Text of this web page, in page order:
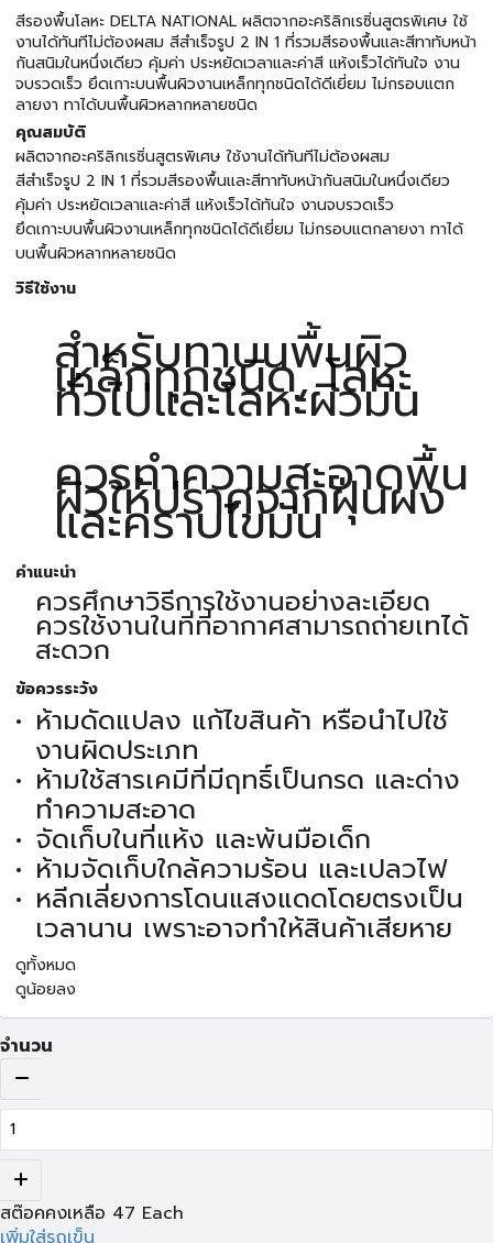
สีรองพื้นโลหะ DELTA NATIONAL ผลิตจากอะคริลิกเรซิ่นสูตรพิเศษ ใช้
งานได้ทันทีไม่ต้องผสม สีสำเร็จรูป 2 IN 1 ที่รวมสีรองพื้นและสีทาทับหน้า
กันสนิมในหนึ่งเดียว คุ้มค่า ประหยัดเวลาและค่าสี แห้งเร็วได้ทันใจ งาน
จบรวดเร็ว ยึดเกาะบนพื้นผิวงานเหล็กทุกชนิดได้ดีเยี่ยม ไม่กรอบแตก
ลายงา ทาได้บนพื้นผิวหลากหลายชนิด
คุณสมบัติ
ผลิตจากอะคริลิกเรซิ่นสูตรพิเศษ ใช้งานได้ทันทีไม่ต้องผสม
สีสำเร็จรูป 2 IN 1 ที่รวมสีรองพื้นและสีทาทับหน้ากันสนิมในหนึ่งเดียว
คุ้มค่า ประหยัดเวลาและค่าสี แห้งเร็วได้ทันใจ งานจบรวดเร็ว
ยึดเกาะบนพื้นผิวงานเหล็กทุกชนิดได้ดีเยี่ยม ไม่กรอบแตกลายงา ทาได้
บนพื้นผิวหลากหลายชนิด
วิธีใช้งาน
สำหรับทาบนพื้นผิว
เหล็กทุกชนิด, โลหะ
ทั่วไปและโลหะผิวมัน
ควรทำความสะอาดพื้น
ผิวให้ปราศจากฝุ่นผง
และคราบไขมัน
คำแนะนำ
ควรศึกษาวิธีการใช้งานอย่างละเอียด
ควรใช้งานในที่ที่อากาศสามารถถ่ายเทได้
สะดวก
ข้อควรระวัง
ห้ามดัดแปลง แก้ไขสินค้า หรือนำไปใช้
งานผิดประเภท
ห้ามใช้สารเคมีที่มีฤทธิ์เป็นกรด และด่าง
ทำความสะอาด
จัดเก็บในที่แห้ง และพ้นมือเด็ก
ห้ามจัดเก็บใกล้ความร้อน และเปลวไฟ
หลีกเลี่ยงการโดนแสงแดดโดยตรงเป็น
เวลานาน เพราะอาจทำให้สินค้าเสียหาย
ดูทั้งหมด
ดูน้อยลง
จำนวน
สต๊อคคงเหลือ 47 Each
เพิ่มใส่รถเข็น